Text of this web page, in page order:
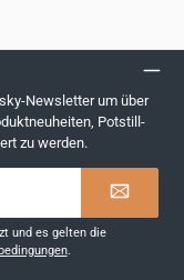
Newsletter um über
Potstill-
zu werden.
und es gelten die
.